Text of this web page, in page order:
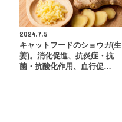
2024.7.5
キャットフードのショウガ(生
姜)。消化促進、抗炎症・抗
菌・抗酸化作用、血行促…